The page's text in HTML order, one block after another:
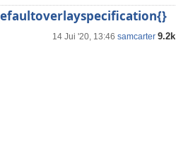
14 Jui '20, 13:46 samcarter 9.2k